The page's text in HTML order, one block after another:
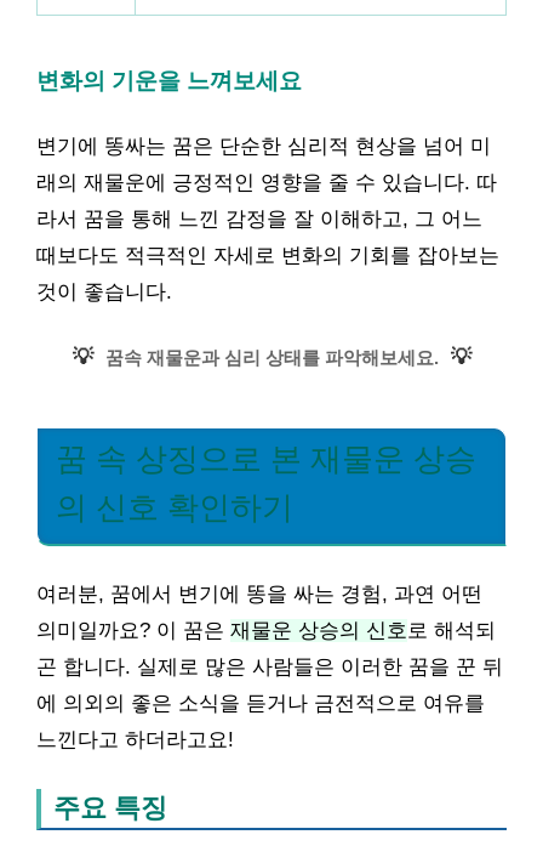
변화의 기운을 느껴보세요
변기에 똥싸는 꿈은 단순한 심리적 현상을 넘어 미
래의 재물운에 긍정적인 영향을 줄 수 있습니다. 따
라서 꿈을 통해 느낀 감정을 잘 이해하고, 그 어느
때보다도 적극적인 자세로 변화의 기회를 잡아보는
것이 좋습니다.
💡 꿈속 재물운과 심리 상태를 파악해보세요. 💡
꿈 속 상징으로 본 재물운 상승
의 신호 확인하기
여러분, 꿈에서 변기에 똥을 싸는 경험, 과연 어떤
의미일까요? 이 꿈은 재물운 상승의 신호로 해석되
곤 합니다. 실제로 많은 사람들은 이러한 꿈을 꾼 뒤
에 의외의 좋은 소식을 듣거나 금전적으로 여유를
느낀다고 하더라고요!
주요 특징